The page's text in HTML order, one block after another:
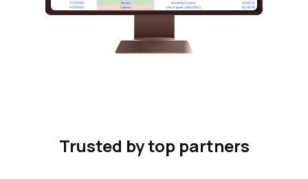
Trusted by top partners